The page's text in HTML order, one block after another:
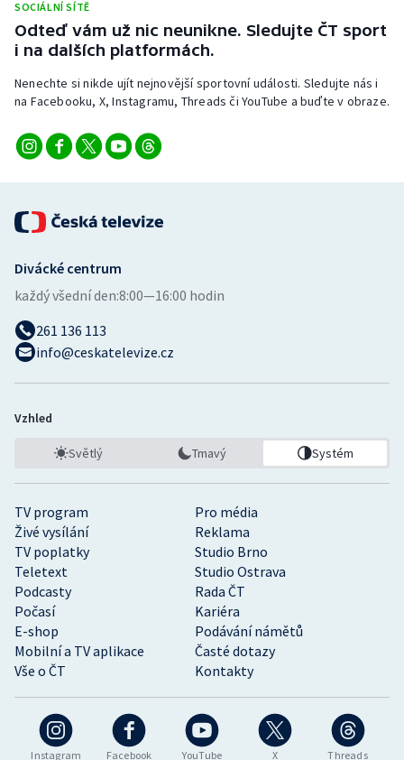
Triatlon
Veslování
Vodní slalom
Volejbal
Ostatní
SOCIÁLNÍ SÍTĚ
Odteď vám už nic neunikne. Sledujte ČT sport
i na dalších platformách.
Nenechte si nikde ujít nejnovější sportovní události. Sledujte nás i
na Facebooku, X, Instagramu, Threads či YouTube a buďte v obraze.
Instagram Facebook YouTube X Threads
TV program
Pro média
Živé vysílání
Reklama
TV poplatky
Studio Brno
Teletext
Studio Ostrava
Podcasty
Rada ČT
Počasí
Kariéra
E-shop
Podávání námětů
Mobilní a TV aplikace
Časté dotazy
Vše o ČT
Kontakty
Divácké centrum
každý všední den:8:00—16:00 hodin
261 136 113
info@ceskatelevize.cz
Vzhled
Světlý Tmavý Systém